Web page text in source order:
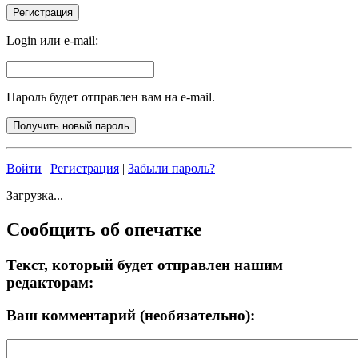
Login или e-mail:
Пароль будет отправлен вам на e-mail.
Войти | Регистрация | Забыли пароль?
Загрузка...
Сообщить об опечатке
Текст, который будет отправлен нашим
редакторам:
Ваш комментарий (необязательно):